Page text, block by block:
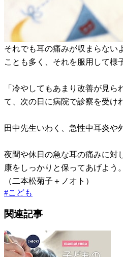
それでも耳の痛みが収まらない
ことも多く、それを服用して様
「冷やしてもあまり改善が見
て、次の日に病院で診察を受け
田中先生いわく、急性中耳炎や
夜間や休日の急な耳の痛みに対
康をしっかりと保ってあげよう。
（二本松菊子＋ノオト）
#こども
関連記事